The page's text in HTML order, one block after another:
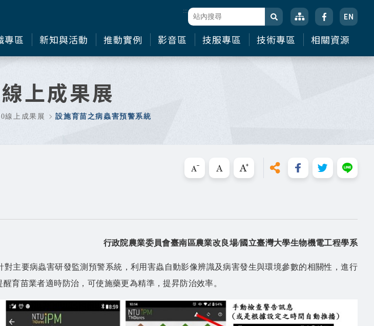
:::
站台檢索
專區 新知與活動 推動實例 影音區 技服專區 技術專區 相關資源
上成果展
線上成果展 設施育苗之病蟲害預警系統
行政院農業委員會臺南區農業改良場/國立臺灣大學生物機電工程學系
主要病蟲害研發監測預警系統，利用害蟲自動影像辨識及病害發生與環境參數的相關性，進行
育苗業者適時防治，可使施藥更為精準，提昇防治效率。